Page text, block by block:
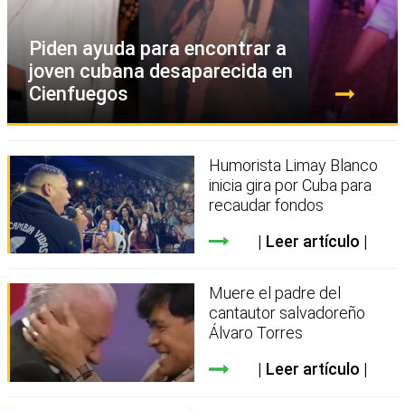
Piden ayuda para encontrar a
joven cubana desaparecida en
Cienfuegos
Humorista Limay Blanco
inicia gira por Cuba para
recaudar fondos
Leer artículo
Muere el padre del
cantautor salvadoreño
Álvaro Torres
Leer artículo